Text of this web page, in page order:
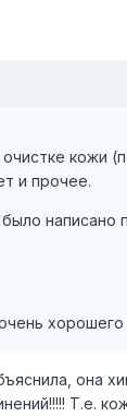
кожи
и прочее.
хорошего
она
Т.е.